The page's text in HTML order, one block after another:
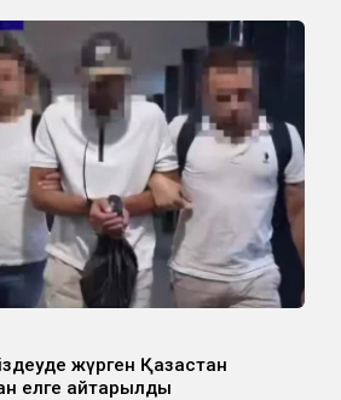
жүрген Қазақстан
елге қайтарылды